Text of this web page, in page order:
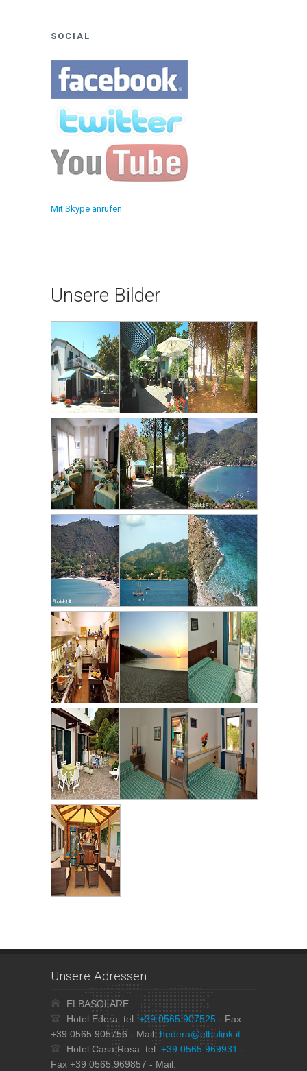
SOCIAL
Mit Skype anrufen
Unsere Bilder
Unsere Adressen
ELBASOLARE
Hotel Edera: tel. +39 0565 907525 - Fax
+39 0565 905756 - Mail: hedera@elbalink.it
Hotel Casa Rosa: tel. +39 0565 969931 -
Fax +39 0565.969857 - Mail: